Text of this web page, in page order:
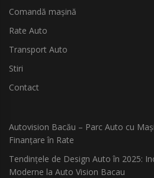
Comandă mașină
Rate Auto
Transport Auto
Stiri
Contact
Autovision Bacău – Parc Auto cu
Finanțare în Rate
Tendințele de Design Auto în 2025:
Moderne la Auto Vision Bacau